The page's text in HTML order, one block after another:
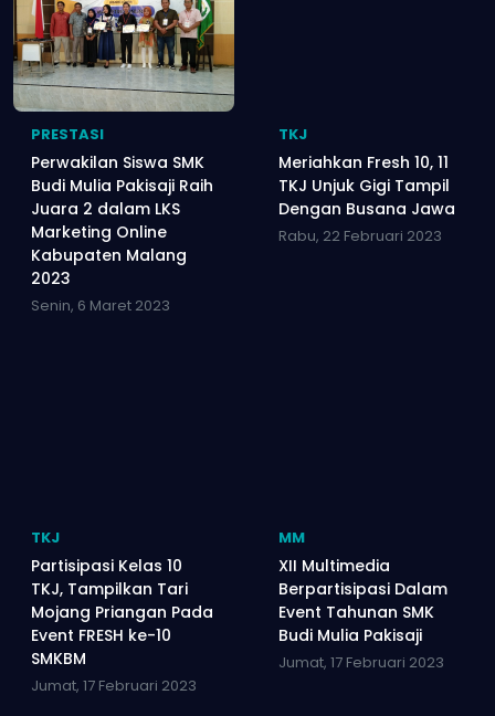
PRESTASI
Perwakilan Siswa SMK
Budi Mulia Pakisaji Raih
Juara 2 dalam LKS
Marketing Online
Kabupaten Malang
2023
Senin, 6 Maret 2023
TKJ
Meriahkan Fresh 10, 11
TKJ Unjuk Gigi Tampil
Dengan Busana Jawa
Rabu, 22 Februari 2023
TKJ
Partisipasi Kelas 10
TKJ, Tampilkan Tari
Mojang Priangan Pada
Event FRESH ke-10
SMKBM
Jumat, 17 Februari 2023
MM
XII Multimedia
Berpartisipasi Dalam
Event Tahunan SMK
Budi Mulia Pakisaji
Jumat, 17 Februari 2023